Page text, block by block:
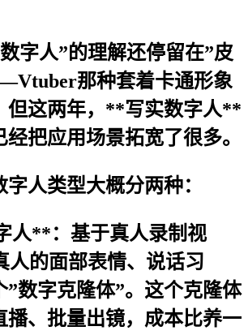
字人”的理解还停留在”皮
那种套着卡通形象
但这两年，**写实数字人**
把应用场景拓宽了很多。
字人类型大概分两种：
人**：基于真人录制视
人的面部表情、说话习
”数字克隆体”。这个克隆体
播、批量出镜，成本比养一